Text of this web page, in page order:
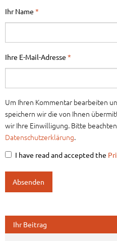
Ihr Name *
Ihre E-Mail-Adresse *
Um Ihren Kommentar bearbeiten
speichern wir die von Ihnen
wir Ihre Einwilligung. Bitte
Datenschutzerklärung.
I have read and accepted the
Ihr Beitrag